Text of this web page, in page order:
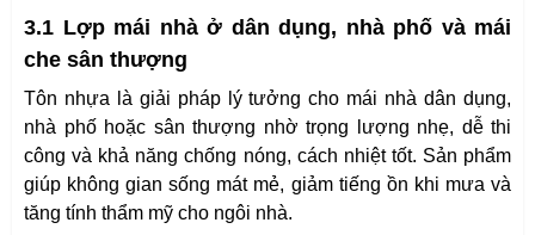
3.1 Lợp mái nhà ở dân dụng, nhà phố và mái
che sân thượng
Tôn nhựa là giải pháp lý tưởng cho mái nhà dân dụng,
nhà phố hoặc sân thượng nhờ trọng lượng nhẹ, dễ thi
công và khả năng chống nóng, cách nhiệt tốt. Sản phẩm
giúp không gian sống mát mẻ, giảm tiếng ồn khi mưa và
tăng tính thẩm mỹ cho ngôi nhà.